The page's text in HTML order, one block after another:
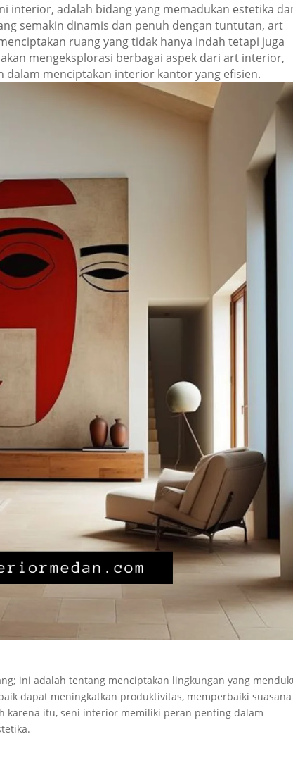
interior, adalah bidang yang memadukan estetika
semakin dinamis dan penuh dengan tuntutan, art
ruang yang tidak hanya indah tetapi juga
mengeksplorasi berbagai aspek dari art interior,
menciptakan interior kantor yang efisien.
ini adalah tentang menciptakan lingkungan yang
dapat meningkatkan produktivitas, memperbaiki suasana
karena itu, seni interior memiliki peran penting dalam